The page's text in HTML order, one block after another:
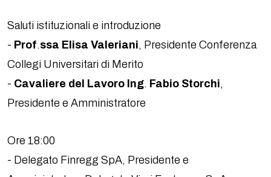
Saluti istituzionali e introduzione
- Prof.ssa Elisa Valeriani, Presidente Conferenza
Collegi Universitari di Merito
- Cavaliere del Lavoro Ing. Fabio Storchi,
Presidente e Amministratore
Ore 18:00
- Delegato Finregg SpA, Presidente e